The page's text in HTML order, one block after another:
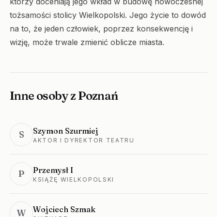
tożsamości stolicy Wielkopolski. Jego życie to dowód
na to, że jeden człowiek, poprzez konsekwencję i
wizję, może trwale zmienić oblicze miasta.
Inne osoby z Poznań
S Szymon Szurmiej
AKTOR I DYREKTOR TEATRU
P Przemysł I
KSIĄŻĘ WIELKOPOLSKI
W Wojciech Szmak